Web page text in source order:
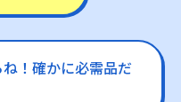
！確かに必需品だ